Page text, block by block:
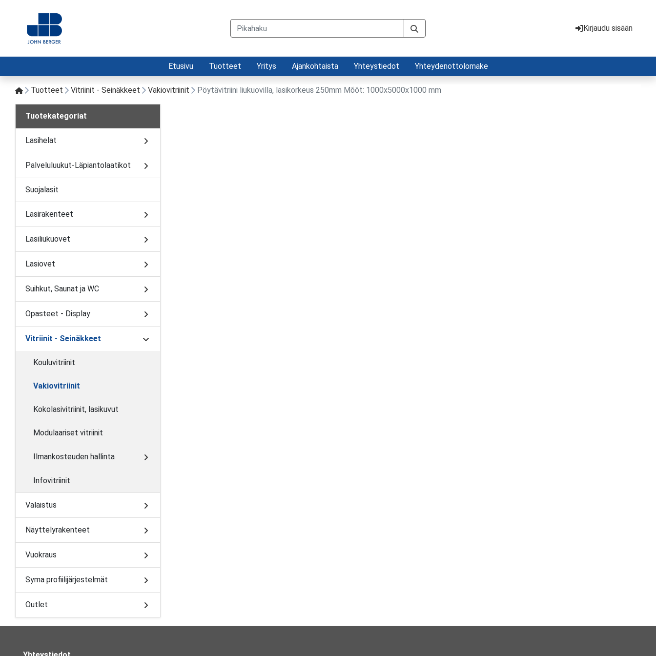
Kirjaudu sisään
Etusivu Tuotteet Yritys Ajankohtaista Yhteystiedot Yhteydenottolomake
Tuotteet Vitriinit - Seinäkkeet Vakiovitriinit Pöytävitriini liukuovilla, lasikorkeus 250mm Mõõt: 1000x5000x1000 mm
Tuotekategoriat
Lasihelat
Palveluluukut-Läpiantolaatikot
Suojalasit
Lasirakenteet
Lasiliukuovet
Lasiovet
Suihkut, Saunat ja WC
Opasteet - Display
Vitriinit - Seinäkkeet
Kouluvitriinit
Vakiovitriinit
Kokolasivitriinit, lasikuvut
Modulaariset vitriinit
Ilmankosteuden hallinta
Infovitriinit
Valaistus
Näyttelyrakenteet
Vuokraus
Syma profiilijärjestelmät
Outlet